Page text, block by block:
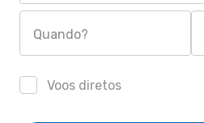
Quando?
Voos diretos